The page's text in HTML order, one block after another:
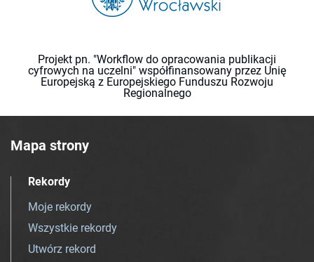
Projekt pn. "Workflow do opracowania publikacji
cyfrowych na uczelni" współfinansowany przez Unię
Europejską z Europejskiego Funduszu Rozwoju
Regionalnego
Mapa strony
Rekordy
Moje rekordy
Wszystkie rekordy
Utwórz rekord